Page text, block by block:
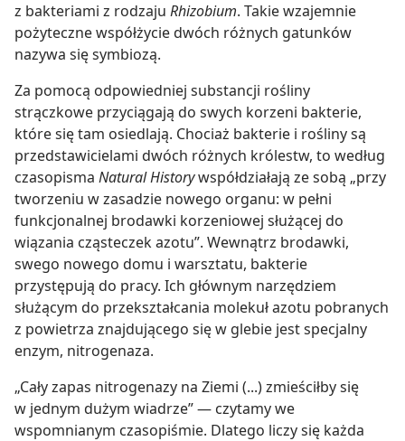
z bakteriami z rodzaju Rhizobium. Takie wzajemnie
pożyteczne współżycie dwóch różnych gatunków
nazywa się symbiozą.
Za pomocą odpowiedniej substancji rośliny
strączkowe przyciągają do swych korzeni bakterie,
które się tam osiedlają. Chociaż bakterie i rośliny są
przedstawicielami dwóch różnych królestw, to według
czasopisma Natural Historywspółdziałają ze sobą „przy
tworzeniu w zasadzie nowego organu: w pełni
funkcjonalnej brodawki korzeniowej służącej do
wiązania cząsteczek azotu”. Wewnątrz brodawki,
swego nowego domu i warsztatu, bakterie
przystępują do pracy. Ich głównym narzędziem
służącym do przekształcania molekuł azotu pobranych
z powietrza znajdującego się w glebie jest specjalny
enzym, nitrogenaza.
„Cały zapas nitrogenazy na Ziemi (...) zmieściłby się
w jednym dużym wiadrze” — czytamy we
wspomnianym czasopiśmie. Dlatego liczy się każda